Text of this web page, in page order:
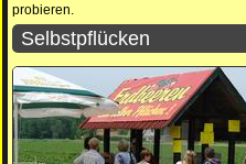
probieren.
Selbstpflücken